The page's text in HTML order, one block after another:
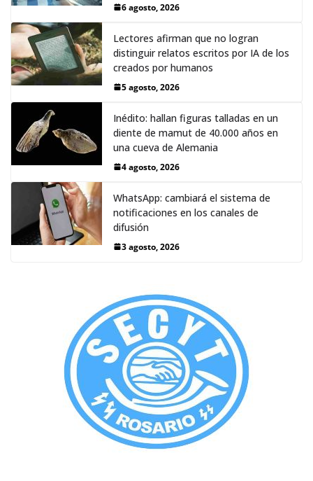
6 agosto, 2026
Lectores afirman que no logran
distinguir relatos escritos por IA de los
creados por humanos
5 agosto, 2026
Inédito: hallan figuras talladas en un
diente de mamut de 40.000 años en
una cueva de Alemania
4 agosto, 2026
WhatsApp: cambiará el sistema de
notificaciones en los canales de
difusión
3 agosto, 2026